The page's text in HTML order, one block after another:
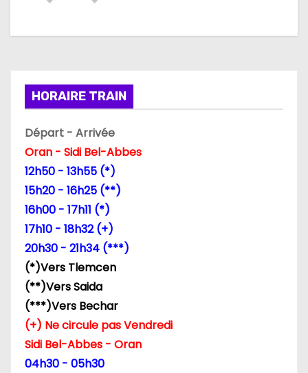
o
n
d
e
a
r
t
HORAIRE TRAIN
Départ - Arrivée
Oran - Sidi Bel-Abbes
12h50 - 13h55 (*)
15h20 - 16h25 (**)
16h00 - 17h11 (*)
17h10 - 18h32 (+)
20h30 - 21h34 (***)
(*)Vers Tlemcen
(**)Vers Saida
(***)Vers Bechar
(+) Ne circule pas Vendredi
Sidi Bel-Abbes - Oran
04h30 - 05h30